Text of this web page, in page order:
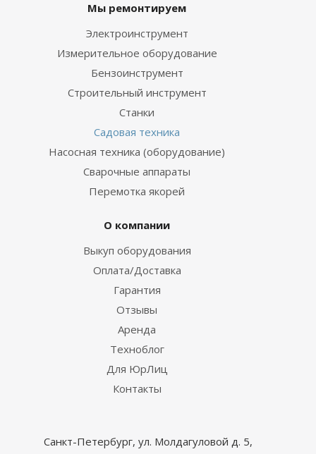
Мы ремонтируем
Электроинструмент
Измерительное оборудование
Бензоинструмент
Строительный инструмент
Станки
Садовая техника
Насосная техника (оборудование)
Сварочные аппараты
Перемотка якорей
О компании
Выкуп оборудования
Оплата/Доставка
Гарантия
Отзывы
Аренда
Техноблог
Для ЮрЛиц
Контакты
Санкт-Петербург, ул. Молдагуловой д. 5,